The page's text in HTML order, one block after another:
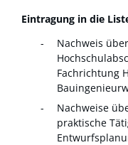
Eintragung in die
Nachweis
Fachrichtung
Nachweise
praktische